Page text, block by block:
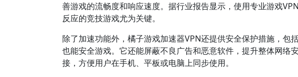
善游戏的流畅度和响应速度。据行业报告显示，使用专业游戏
反应的竞技游戏尤为关键。
除了加速功能外，橘子游戏加速器VPN还提供安全保护措施，包
也能安全游戏。它还能屏蔽不良广告和恶意软件，提升整体网络
接，方便用户在手机、平板或电脑上同步使用。